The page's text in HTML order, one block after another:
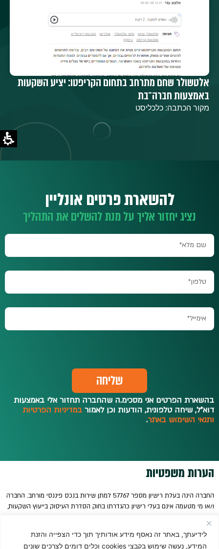
לידיעתך, באתר זה נאסף מידע אודותיך תוך כדי הצפייה והזנת
המידע, נעשה שימוש בקבצי cookies וכלים דומים לצרכים שונים
אלטשולר שחם מתרחב בתחום הקריפטו: יציע השקעות
באמצעות חברה־בת
מקור הכתבה: כלכליסט
להשארת פרטים אונליין
נציג יחזור אליך על מנת להשלים את התהליך
שליחה
בהשארת הפרטים אני מסכימ.ה שהחברה תחזור אלי באמצעות
דוא"ל, שיחה טלפונית, הודעות וכן לאמור במדיניות הפרטיות
ותנאי השימוש באתר.
הערות משפטיות
החברה הינה בעלת רישיון מספר 57767 למתן שירות בנכס פיננסי מורחב. החברה
ו/או מי מטעמה אינם בעלי רישיון כהגדרתו בחוק הסדרת העיסוק בייעוץ השקעות,
שיווק השקעות ו/או ייעוץ מס ואין בו משום תחליף לשירותים כאמור המתחשבים
בנתונים ובצרכים המיוחדים של כל אדם. אין באמור משום המלצה בנוגע לכדאיות